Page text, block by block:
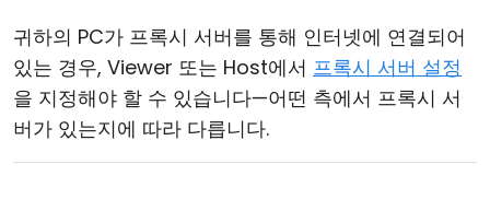
귀하의 PC가 프록시 서버를 통해 인터넷에 연결되어
있는 경우, Viewer 또는 Host에서 프록시 서버 설정
을 지정해야 할 수 있습니다—어떤 측에서 프록시 서
버가 있는지에 따라 다릅니다.